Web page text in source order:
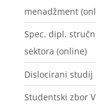
menadžment
Spec. dipl.
sektora (online)
Dislocirani studij
Studentski zbor